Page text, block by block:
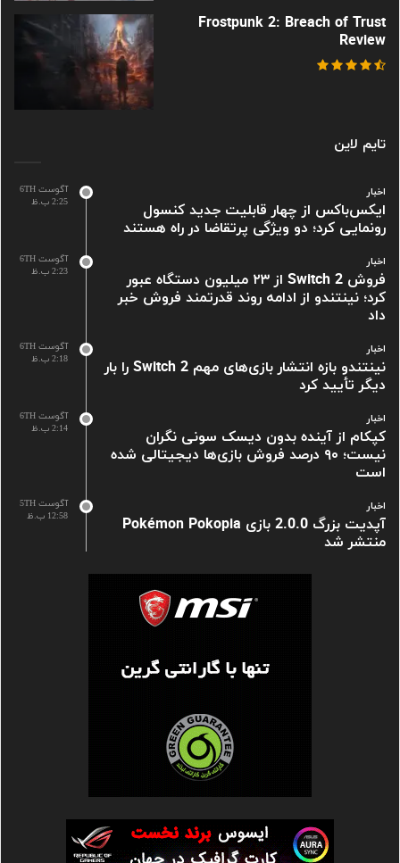
Frostpunk 2: Breach of Trust
Review
تایم لاین
آگوست 6TH
2:25 ب.ظ
اخبار
ایکس‌باکس از چهار قابلیت جدید کنسول
رونمایی کرد؛ دو ویژگی پرتقاضا در راه هستند
آگوست 6TH
2:23 ب.ظ
اخبار
فروش Switch 2 از ۲۳ میلیون دستگاه عبور
کرد؛ نینتندو از ادامه روند قدرتمند فروش خبر
داد
آگوست 6TH
2:18 ب.ظ
اخبار
نینتندو بازه انتشار بازی‌های مهم Switch 2 را بار
دیگر تأیید کرد
آگوست 6TH
2:14 ب.ظ
اخبار
کپکام از آینده بدون دیسک سونی نگران
نیست؛ ۹۰ درصد فروش بازی‌ها دیجیتالی شده
است
آگوست 5TH
12:58 ب.ظ
اخبار
آپدیت بزرگ 2.0.0 بازی Pokémon Pokopia
منتشر شد